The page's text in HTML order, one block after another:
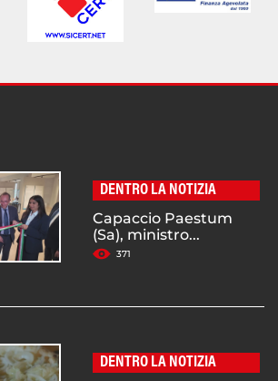
DENTRO LA NOTIZIA
Capaccio Paestum
(Sa), ministro...
371
DENTRO LA NOTIZIA